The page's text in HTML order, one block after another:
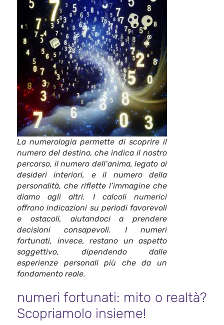
La numerologia permette di scoprire il
numero del destino, che indica il nostro
percorso, il numero dell’anima, legato ai
desideri interiori, e il numero della
personalità, che riflette l’immagine che
diamo agli altri. I calcoli numerici
offrono indicazioni su periodi favorevoli
e ostacoli, aiutandoci a prendere
decisioni consapevoli. I numeri
fortunati, invece, restano un aspetto
soggettivo, dipendendo dalle
esperienze personali più che da un
fondamento reale.
numeri fortunati: mito o realtà?
Scopriamolo insieme!